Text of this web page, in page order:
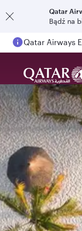
Qatar
Bądź na